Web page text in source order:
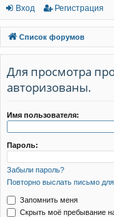
с
ы
лк
и
о
ру
м
ы
Вход Регистрация
Список форумов
Для просмотра
авторизованы.
Имя пользователя:
Пароль:
Забыли пароль?
Повторно выслать письмо
Запомнить меня
Скрыть моё пребывание